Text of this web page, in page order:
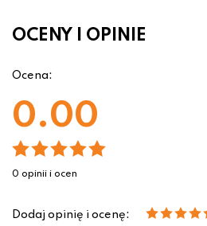
OCENY I OPINIE
Ocena:
0.00
0 opinii i ocen
Dodaj opinię i ocenę: